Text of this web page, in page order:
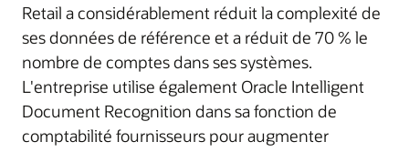
Retail a considérablement réduit la complexité de
ses données de référence et a réduit de 70 % le
nombre de comptes dans ses systèmes.
L'entreprise utilise également Oracle Intelligent
Document Recognition dans sa fonction de
comptabilité fournisseurs pour augmenter